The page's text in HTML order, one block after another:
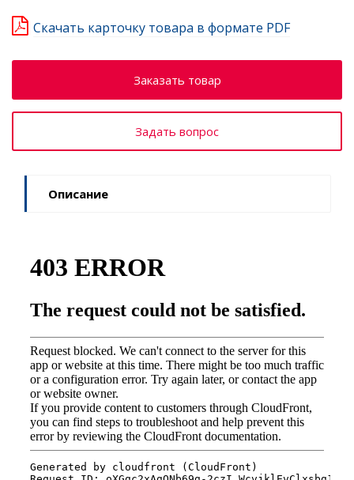
Скачать карточку товара в формате PDF
Заказать товар
Задать вопрос
Описание